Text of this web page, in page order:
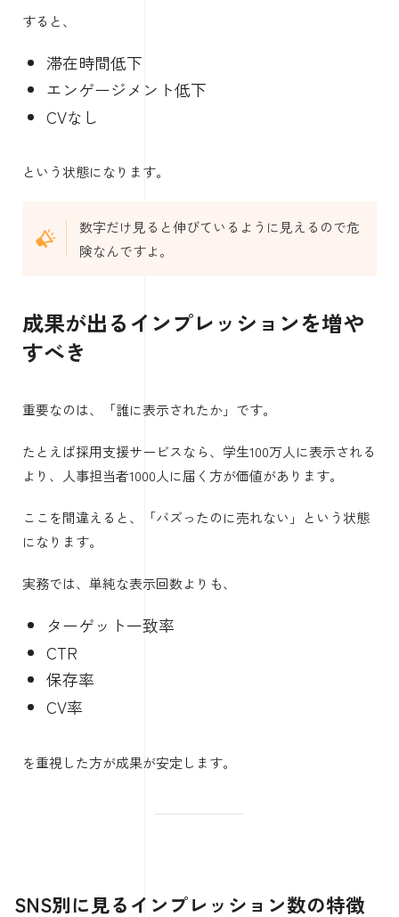
すると、
滞在時間低下
エンゲージメント低下
CVなし
という状態になります。
数字だけ見ると伸びているように見えるので危
険なんですよ。
成果が出るインプレッションを増や
すべき
重要なのは、「誰に表示されたか」です。
たとえば採用支援サービスなら、学生100万人に表示される
より、人事担当者1000人に届く方が価値があります。
ここを間違えると、「バズったのに売れない」という状態
になります。
実務では、単純な表示回数よりも、
ターゲット一致率
CTR
保存率
CV率
を重視した方が成果が安定します。
SNS別に見るインプレッション数の特徴